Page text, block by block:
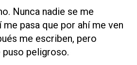
Nunca nadie se me
pasa que por ahí me ven
me escriben, pero
puso peligroso.